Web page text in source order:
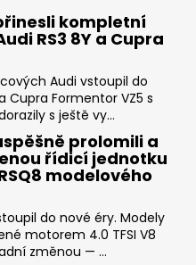
kompletní
RS3 8Y a Cupra
Audi vstoupil do
Cupra Formentor VZ5 s
s ještě vy...
prolomili a
řídicí jednotku
modelového
do nové éry. Modely
motorem 4.0 TFSI V8
změnou — ...